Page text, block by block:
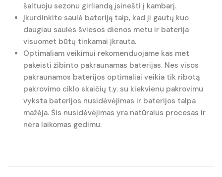
šaltuoju sezonu girliandą įsinešti į kambarį.
Įkurdinkite saulė bateriją taip, kad ji gautų kuo
daugiau saulės šviesos dienos metu ir baterija
visuomet būtų tinkamai įkrauta.
Optimaliam veikimui rekomenduojame kas met
pakeisti žibinto pakraunamas baterijas. Nes visos
pakraunamos baterijos optimaliai veikia tik ribotą
pakrovimo ciklo skaičių t.y. su kiekvienu pakrovimu
vyksta baterijos nusidėvėjimas ir baterijos talpa
mažėja. Šis nusidėvėjimas yra natūralus procesas ir
nėra laikomas gedimu.